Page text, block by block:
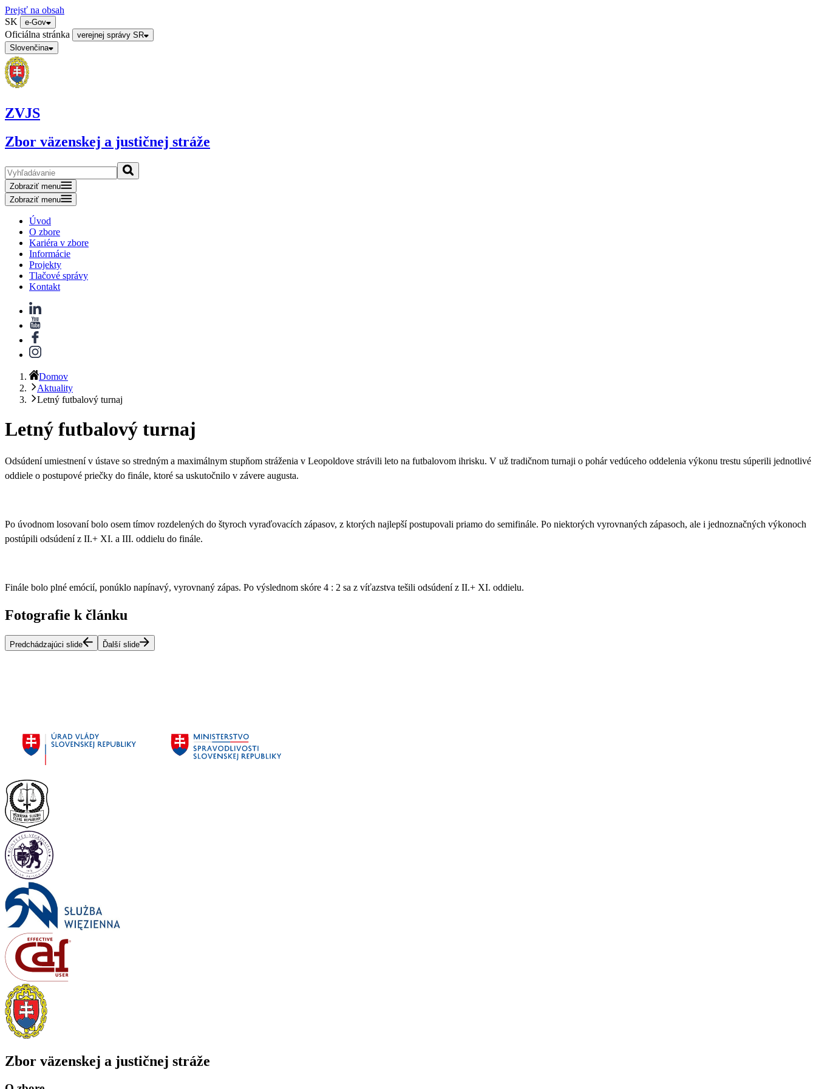
Prejsť na obsah
SK
e-Gov
Oficiálna stránka
verejnej správy SR
Slovenčina
ZVJS
Zbor väzenskej a justičnej stráže
Zobraziť menu
Zobraziť menu
Úvod
O zbore
Kariéra v zbore
Informácie
Projekty
Tlačové správy
Kontakt
Domov
Aktuality
Letný futbalový turnaj
Letný futbalový turnaj
Odsúdení umiestnení v ústave so stredným a maximálnym stupňom stráženia v Leopoldove strávili leto na futbalovom ihrisku. V už tradičnom turnaji o pohár vedúceho oddelenia výkonu trestu súperili jednotlivé
oddiele o postupové priečky do finále, ktoré sa uskutočnilo v závere augusta.
Po úvodnom losovaní bolo osem tímov rozdelených do štyroch vyraďovacích zápasov, z ktorých najlepší postupovali priamo do semifinále. Po niektorých vyrovnaných zápasoch, ale i jednoznačných výkonoch
postúpili odsúdení z II.+ XI. a III. oddielu do finále.
Finále bolo plné emócií, ponúklo napínavý, vyrovnaný zápas. Po výslednom skóre 4 : 2 sa z víťazstva tešili odsúdení z II.+ XI. oddielu.
Fotografie k článku
Predchádzajúci slide Ďalší slide
Zbor väzenskej a justičnej stráže